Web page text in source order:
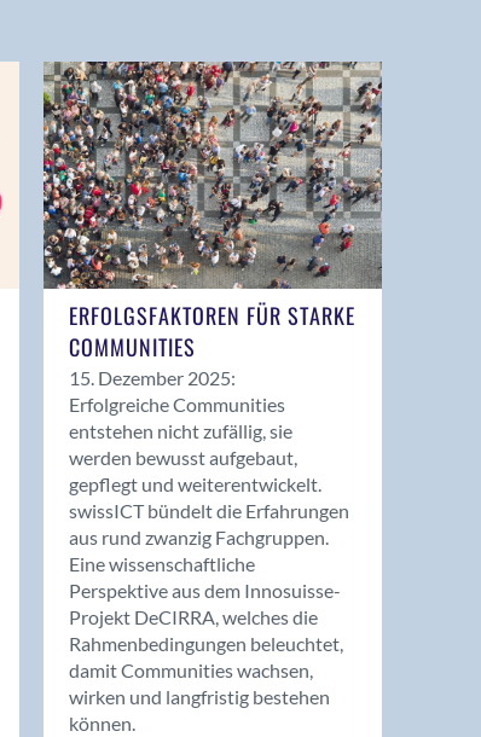
ERFOLGSFAKTOREN FÜR STARKE
COMMUNITIES
15. Dezember 2025:
Erfolgreiche Communities
entstehen nicht zufällig, sie
werden bewusst aufgebaut,
gepflegt und weiterentwickelt.
swissICT bündelt die Erfahrungen
aus rund zwanzig Fachgruppen.
Eine wissenschaftliche
Perspektive aus dem Innosuisse-
Projekt DeCIRRA, welches die
Rahmenbedingungen beleuchtet,
damit Communities wachsen,
wirken und langfristig bestehen
können.